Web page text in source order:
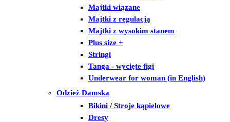
Majtki wiązane
Majtki z regulacją
Majtki z wysokim stanem
Plus size +
Stringi
Tanga - wycięte figi
Underwear for woman (in English)
Odzież Damska
Bikini / Stroje kąpielowe
Dresy